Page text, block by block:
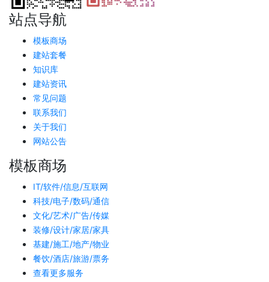
站点导航
模板商场
建站套餐
知识库
建站资讯
常见问题
联系我们
关于我们
网站公告
模板商场
IT/软件/信息/互联网
科技/电子/数码/通信
文化/艺术/广告/传媒
装修/设计/家居/家具
基建/施工/地产/物业
餐饮/酒店/旅游/票务
查看更多服务